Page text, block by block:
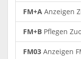
FM+A Anzeigen
FM+B Pflegen
FM03 Anzeigen